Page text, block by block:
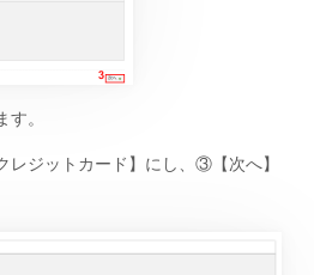
。
ジットカード】にし、③【次へ】